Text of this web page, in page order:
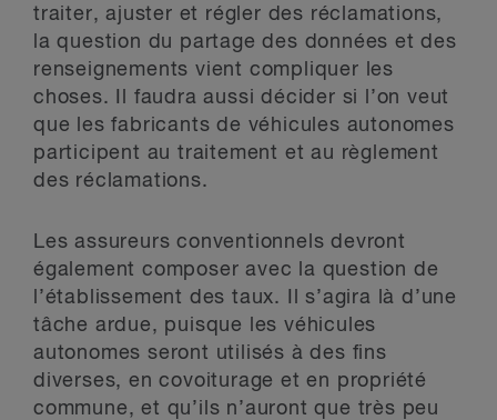
traiter, ajuster et régler des réclamations,
la question du partage des données et des
renseignements vient compliquer les
choses. Il faudra aussi décider si l’on veut
que les fabricants de véhicules autonomes
participent au traitement et au règlement
des réclamations.
Les assureurs conventionnels devront
également composer avec la question de
l’établissement des taux. Il s’agira là d’une
tâche ardue, puisque les véhicules
autonomes seront utilisés à des fins
diverses, en covoiturage et en propriété
commune, et qu’ils n’auront que très peu